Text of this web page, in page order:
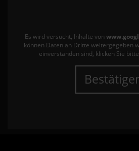
Es wird versucht, Inhalte von
können Daten an Dritte weitergegeben
einverstanden sind, klicken Sie